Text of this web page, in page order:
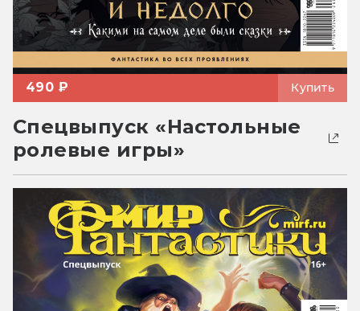
490 ₽ Купить
Спецвыпуск «Настольные
ролевые игры»